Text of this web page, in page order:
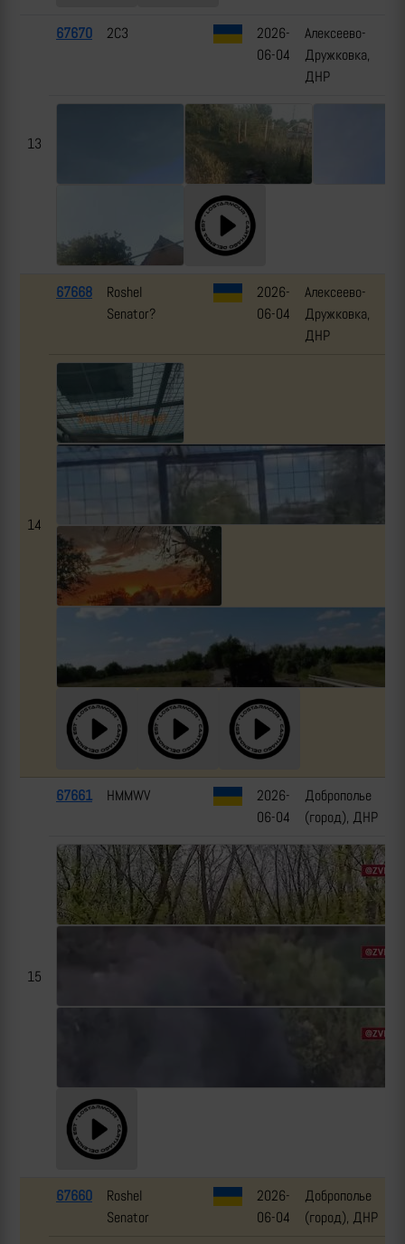
13
67670 2С3
2026-
06-04
Алексеево-
Дружковка,
ДНР
14
67668
Roshel
Senator?
2026-
06-04
Алексеево-
Дружковка,
ДНР
15
67661 HMMWV
2026-
06-04
Доброполье
(город), ДНР
67660
Roshel
Senator
2026-
06-04
Доброполье
(город), ДНР